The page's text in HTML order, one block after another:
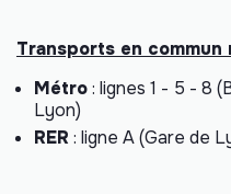
Transports en commun
Métro: lignes 1 - 5 - 8
Lyon)
RER : ligne A (Gare de